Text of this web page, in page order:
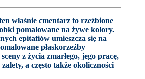
właśnie cmentarz to rzeźbione
pomalowane na żywe kolory.
epitafiów umieszcza się na
płaskorzeźby
z życia zmarłego, jego pracę,
a często także okoliczności